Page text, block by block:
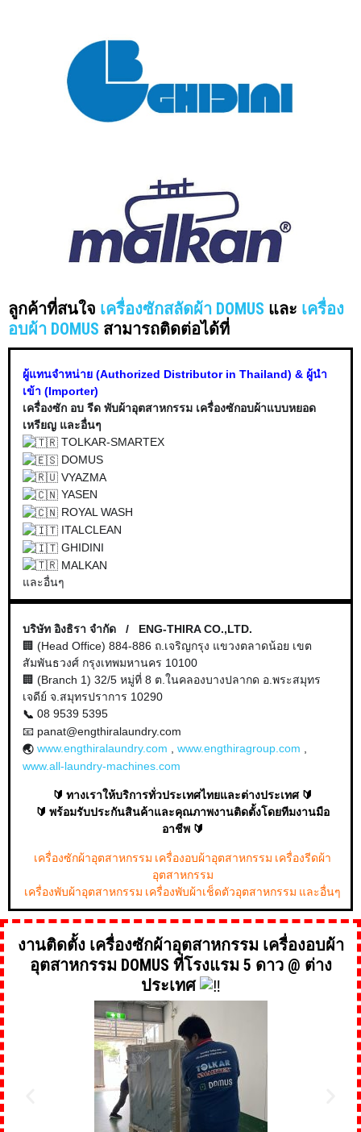
ลูกค้าที่สนใจ เครื่องซักสลัดผ้า DOMUS และ เครื่อง
อบผ้า DOMUS สามารถติดต่อได้ที่
ผู้แทนจำหน่าย (Authorized Distributor in Thailand) & ผู้นำ
เข้า (Importer)
เครื่องซัก อบ รีด พับผ้าอุตสาหกรรม เครื่องซักอบผ้าแบบหยอด
เหรียญ และอื่นๆ
TOLKAR-SMARTEX
DOMUS
VYAZMA
YASEN
ROYAL WASH
ITALCLEAN
GHIDINI
MALKAN
และอื่นๆ
บริษัท อิงธิรา จำกัด / ENG-THIRA CO.,LTD.
🏢 (Head Office) 884-886 ถ.เจริญกรุง แขวงตลาดน้อย เขต
สัมพันธวงศ์ กรุงเทพมหานคร 10100
🏢 (Branch 1) 32/5 หมู่ที่ 8 ต.ในคลองบางปลากด อ.พระสมุทร
เจดีย์ จ.สมุทรปราการ 10290
📞 08 9539 5395
📧 panat@engthiralaundry.com
🌏 www.engthiralaundry.com www.engthiragroup.com
www.all-laundry-machines.com
🔰 ทางเราให้บริการทั่วประเทศไทยและต่างประเทศ 🔰
🔰 พร้อมรับประกันสินค้าและคุณภาพงานติดตั้งโดยทีมงานมือ
อาชีพ 🔰
เครื่องซักผ้าอุตสาหกรรม เครื่องอบผ้าอุตสาหกรรม เครื่องรีดผ้า
อุตสาหกรรม
เครื่องพับผ้าอุตสาหกรรม เครื่องพับผ้าเช็ดตัวอุตสาหกรรม และอื่นๆ
งานติดตั้ง เครื่องซักผ้าอุตสาหกรรม เครื่องอบผ้า
อุตสาหกรรม DOMUS ที่โรงแรม 5 ดาว @ ต่าง
ประเทศ